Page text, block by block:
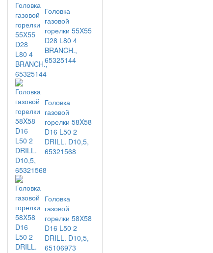
Головка
газовой
горелки 55X55
D28 L80 4
BRANCH.,
65325144
Головка
газовой
горелки 58X58
D16 L50 2
DRILL. D10,5,
65321568
Головка
газовой
горелки 58X58
D16 L50 2
DRILL. D10,5,
65106973